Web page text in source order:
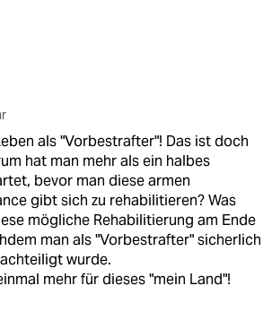
als "Vorbestrafter"! Das ist doch
hat man mehr als ein halbes
bevor man diese armen
gibt sich zu rehabilitieren? Was
mögliche Rehabilitierung am Ende
man als "Vorbestrafter" sicherlich
wurde.
mehr für dieses "mein Land"!